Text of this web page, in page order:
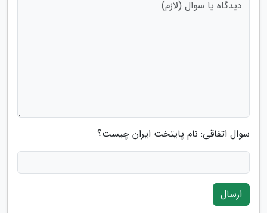
سوال اتفاقی: نام پایتخت ایران چیست؟
ارسال